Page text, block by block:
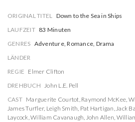
ORIGINAL TITEL Down to the Sea in Ships
LAUFZEIT 83 Minuten
GENRES Adventure, Romance, Drama
LÄNDER
REGIE Elmer Clifton
DREHBUCH John L.E. Pell
CAST Marguerite Courtot, Raymond McKee,
James Turfler, Leigh Smith, Pat Hartigan,Jack
Laycock,William Cavanaugh, John Allen,